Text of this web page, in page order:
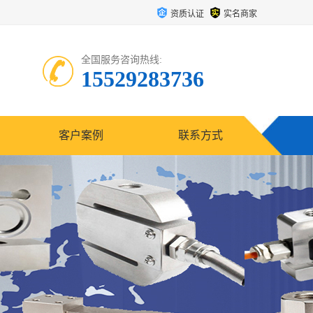
资质认证 实名商家
全国服务咨询热线:
15529283736
客户案例 联系方式